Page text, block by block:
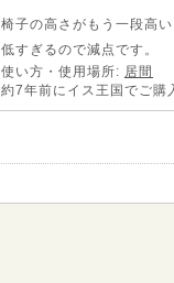
椅子の高さがもう一段高い
低すぎるので減点です。
使い方・使用場所: 居間
約7年前にイス王国でご購